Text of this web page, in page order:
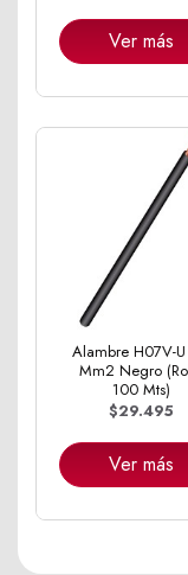
Ver más
Alambre H07V-
Mm2 Negro
100 Mts)
$29.495
Ver más